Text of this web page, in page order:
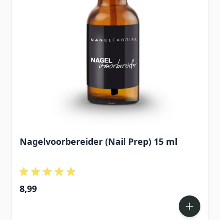
Nagelvoorbereider (Nail Prep) 15 ml
8,99